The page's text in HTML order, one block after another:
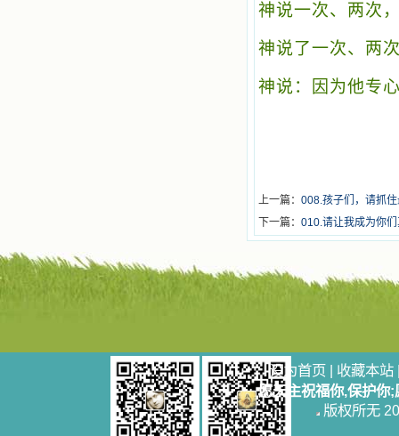
神说一次、两次
神说了一次、两
神说：因为他专
上一篇： 008.孩子们，请抓
下一篇： 010.请让我成为你
设为首页 | 收藏本站
愿天主祝福你,保护你
版权所无